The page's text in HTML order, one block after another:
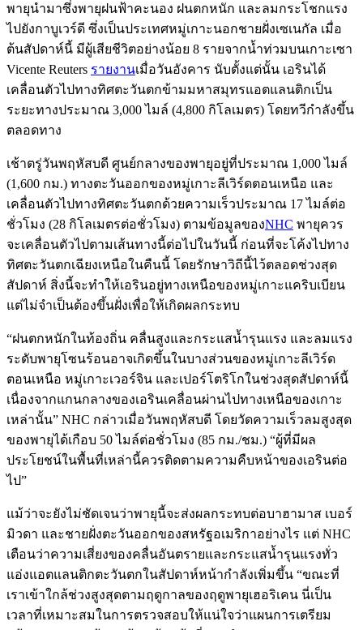
พายุนำมาซึ่งพายุฝนฟ้าคะนอง ฝนตกหนัก และลมกระโชกแรง
ไปยังกาบูเวร์ดี ซึ่งเป็นประเทศหมู่เกาะนอกชายฝั่งเซเนกัล เมื่อ
ต้นสัปดาห์นี้ มีผู้เสียชีวิตอย่างน้อย 8 รายจากน้ำท่วมบนเกาะเซา
Vicente Reuters รายงานเมื่อวันอังคาร นับตั้งแต่นั้น เอรินได้
เคลื่อนตัวไปทางทิศตะวันตกข้ามมหาสมุทรแอตแลนติกเป็น
ระยะทางประมาณ 3,000 ไมล์ (4,800 กิโลเมตร) โดยทวีกำลังขึ้น
ตลอดทาง
เช้าตรู่วันพฤหัสบดี ศูนย์กลางของพายุอยู่ที่ประมาณ 1,000 ไมล์
(1,600 กม.) ทางตะวันออกของหมู่เกาะลีเวิร์ดตอนเหนือ และ
เคลื่อนตัวไปทางทิศตะวันตกด้วยความเร็วประมาณ 17 ไมล์ต่อ
ชั่วโมง (28 กิโลเมตรต่อชั่วโมง) ตามข้อมูลของNHC พายุควร
จะเคลื่อนตัวไปตามเส้นทางนี้ต่อไปในวันนี้ ก่อนที่จะโค้งไปทาง
ทิศตะวันตกเฉียงเหนือในคืนนี้ โดยรักษาวิถีนี้ไว้ตลอดช่วงสุด
สัปดาห์ สิ่งนี้จะทำให้เอรินอยู่ทางเหนือของหมู่เกาะแคริบเบียน
แต่ไม่จำเป็นต้องขึ้นฝั่งเพื่อให้เกิดผลกระทบ
“ฝนตกหนักในท้องถิ่น คลื่นสูงและกระแสน้ำรุนแรง และลมแรง
ระดับพายุโซนร้อนอาจเกิดขึ้นในบางส่วนของหมู่เกาะลีเวิร์ด
ตอนเหนือ หมู่เกาะเวอร์จิน และเปอร์โตริโกในช่วงสุดสัปดาห์นี้
เนื่องจากแกนกลางของเอรินเคลื่อนผ่านไปทางเหนือของเกาะ
เหล่านั้น” NHC กล่าวเมื่อวันพฤหัสบดี โดยวัดความเร็วลมสูงสุด
ของพายุได้เกือบ 50 ไมล์ต่อชั่วโมง (85 กม./ชม.) “ผู้ที่มีผล
ประโยชน์ในพื้นที่เหล่านี้ควรติดตามความคืบหน้าของเอรินต่อ
ไป”
แม้ว่าจะยังไม่ชัดเจนว่าพายุนี้จะส่งผลกระทบต่อบาฮามาส เบอร์
มิวดา และชายฝั่งตะวันออกของสหรัฐอเมริกาอย่างไร แต่ NHC
เตือนว่าความเสี่ยงของคลื่นอันตรายและกระแสน้ำรุนแรงทั่ว
แอ่งแอตแลนติกตะวันตกในสัปดาห์หน้ากำลังเพิ่มขึ้น “ขณะที่
เราเข้าใกล้ช่วงสูงสุดตามฤดูกาลของฤดูพายุเฮอริเคน นี่เป็น
เวลาที่เหมาะสมในการตรวจสอบให้แน่ใจว่าแผนการเตรียม